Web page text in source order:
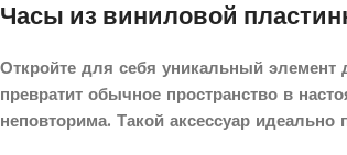
Часы из виниловой
Откройте для себя уникальный
превратит обычное пространство в
неповторима. Такой аксессуар